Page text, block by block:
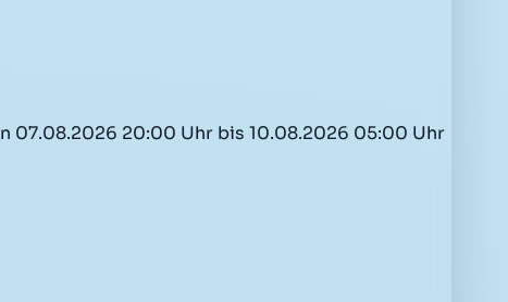
07.08.2026 20:00 Uhr bis 10.08.2026 05:00 Uhr